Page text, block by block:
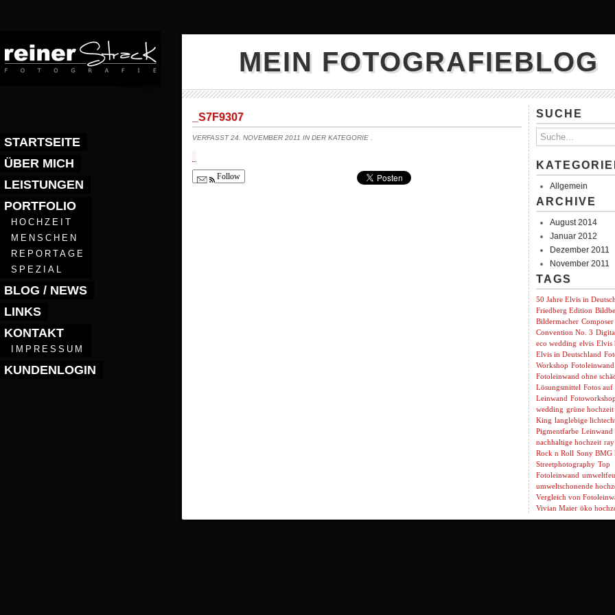
STARTSEITE
ÜBER MICH
LEISTUNGEN
PORTFOLIO
HOCHZEIT
MENSCHEN
REPORTAGE
SPEZIAL
BLOG / NEWS
LINKS
KONTAKT
IMPRESSUM
KUNDENLOGIN
MEIN FOTOGRAFIEBLOG
_S7F9307
VERFASST 24. NOVEMBER 2011 IN DER KATEGORIE
Follow
SUCHE
Allgemein
ARCHIVE
August 2014
Januar 2012
Dezember 2011
November 2011
TAGS
50 Jahre Elvis in
Friedberg Edition
Bildermacher Composer
Convention No. 3
eco wedding elvis Elvis
Elvis in Deutschland
Workshop Fotoleinwand
Fotoleinwand ohne
Lösungsmittel Fotos auf
Leinwand Fotoworkshop
wedding grüne hochzeit
King langlebige
Pigmentfarbe Leinwand
nachhaltige hochzeit ray
Rock n Roll Sony BMG
Streetphotography Top
Fotoleinwand
umweltschonende
Vergleich von
Vivian Maier öko